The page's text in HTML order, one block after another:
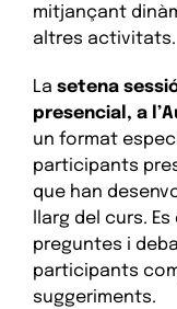
mitjançant
altres activitats.
La setena
presencial, a
un format
participants
que han
llarg del curs.
preguntes i
participants
suggeriments.